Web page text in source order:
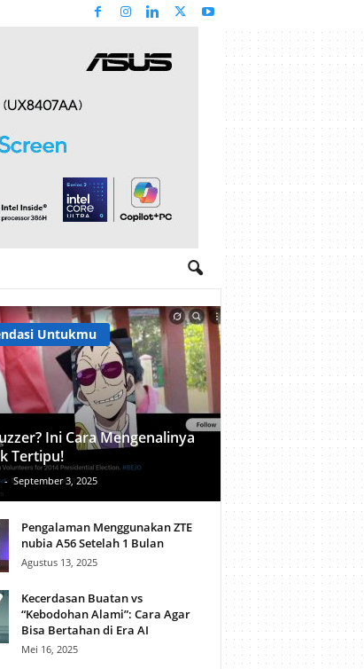
Untukmu
Ini Cara Mengenalinya
Tertipu!
- September 3, 2025
Pengalaman Menggunakan ZTE
nubia A56 Setelah 1 Bulan
Agustus 13, 2025
Kecerdasan Buatan vs
“Kebodohan Alami”: Cara Agar
Bisa Bertahan di Era AI
Mei 16, 2025